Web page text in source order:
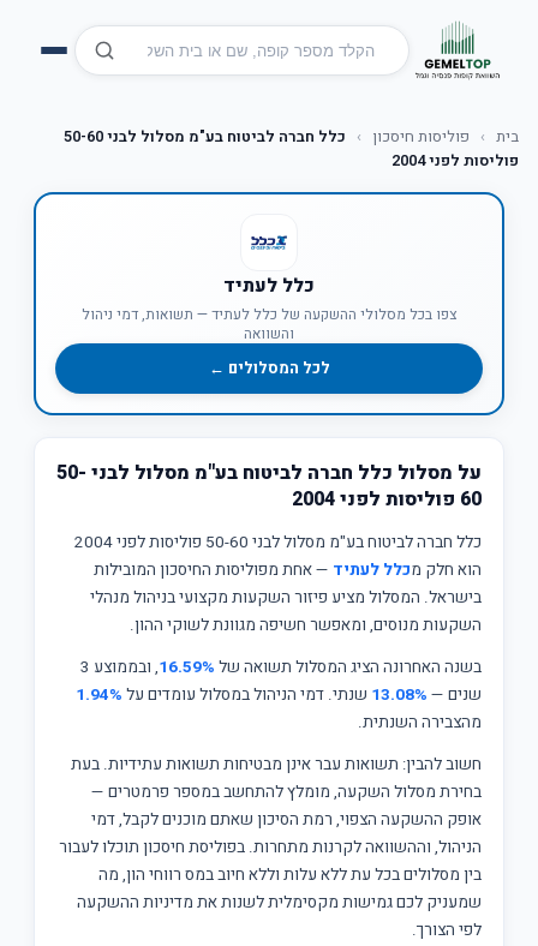
בית › פוליסות חיסכון ›
כלל חברה לביטוח בע"מ מסלול לבני 50-60
פוליסות לפני 2004
כלל לעתיד
צפו בכל מסלולי ההשקעה של כלל לעתיד — תשואות, דמי ניהול
והשוואה
לכל המסלולים ←
על מסלול כלל חברה לביטוח בע"מ מסלול לבני 50-
60 פוליסות לפני 2004
כלל חברה לביטוח בע"מ מסלול לבני 50-60 פוליסות לפני 2004
הוא חלק מכלל לעתיד — אחת מפוליסות החיסכון המובילות
בישראל. המסלול מציע פיזור השקעות מקצועי בניהול מנהלי
השקעות מנוסים, ומאפשר חשיפה מגוונת לשוקי ההון.
בשנה האחרונה הציג המסלול תשואה של 16.59%
, ובממוצע 3
שנים — 13.08% שנתי. דמי הניהול במסלול עומדים על 1.94%
מהצבירה השנתית.
חשוב להבין: תשואות עבר אינן מבטיחות תשואות עתידיות. בעת
בחירת מסלול השקעה, מומלץ להתחשב במספר פרמטרים —
אופק ההשקעה הצפוי, רמת הסיכון שאתם מוכנים לקבל, דמי
הניהול, וההשוואה לקרנות מתחרות. בפוליסת חיסכון תוכלו לעבור
בין מסלולים בכל עת ללא עלות וללא חיוב במס רווחי הון, מה
שמעניק לכם גמישות מקסימלית לשנות את מדיניות ההשקעה
לפי הצורך.